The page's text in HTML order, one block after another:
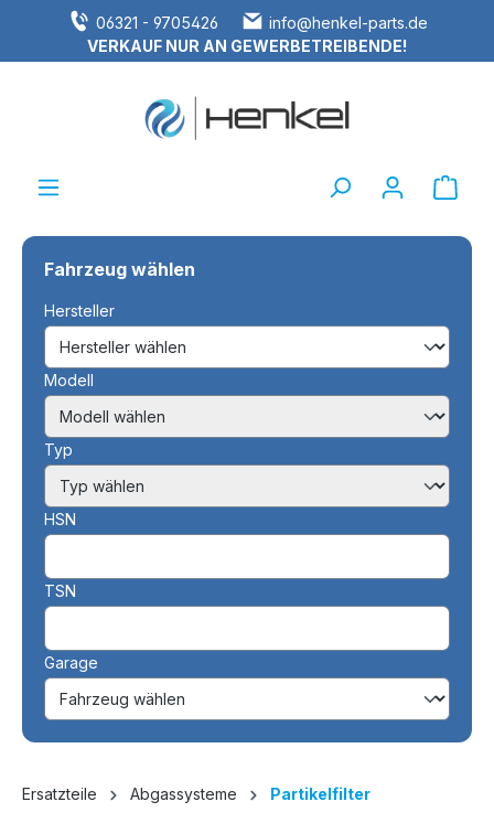
springen06321 - 9705426
info@henkel-parts.de
VERKAUF NUR AN GEWERBETREIBENDE!
Fahrzeug wählen
Hersteller
Modell
Typ
HSN
TSN
Garage
Ersatzteile Abgassysteme Partikelfilter